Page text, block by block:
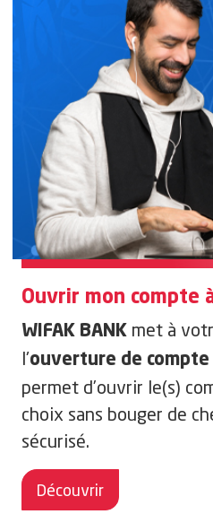
Ouvrir mon compte
WIFAK BANK met à
l'ouverture de compte
permet d’ouvrir le(s)
choix sans bouger de
sécurisé.
Découvrir